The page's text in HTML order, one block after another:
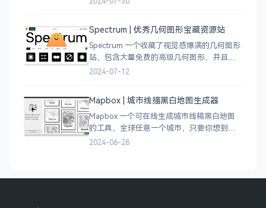
Spectrum | 优秀几何图形宝藏资源站
Spectrum 一个收藏了视觉感爆满的几何图形
站，包含大量免费的高级几何图形，并且每
周都会更新 100 个几何图案，不断的完善能
2024-07-12
Mapbox | 城市线描黑白地图生成器
Mapbox 一个可在线生成城市线稿黑白地图
的工具，全球任意一个城市，只要你想到的
城市，直接搜索城市名称，自动生成该城市
2024-06-28